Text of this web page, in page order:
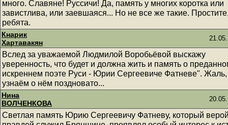
много. Славяне! Руссичи! Да, память у многих коротка или
завистлива, или заевшаяся... Но не все же такие.
ребята.
Кнарик
Хартавакян
Вслед за уважаемой Людмилой Воробьёвой выскажу
уверенность, что будет и должна жить и память о
искреннем поэте Руси - Юрии Сергеевиче Фатневе". Жаль,
узнаём о нём поздновато...
Нина
ВОЛЧЕНКОВА
Светлая память Юрию Сергеевичу Фатневу, который